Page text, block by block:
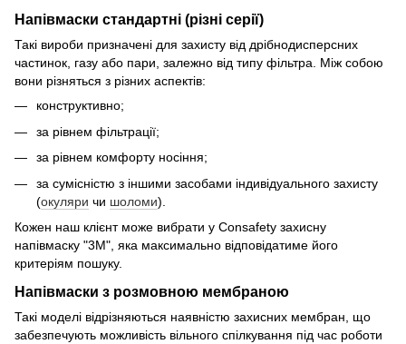
Напівмаски стандартні (різні серії)
Такі вироби призначені для захисту від дрібнодисперсних
частинок, газу або пари, залежно від типу фільтра. Між собою
вони різняться з різних аспектів:
конструктивно;
за рівнем фільтрації;
за рівнем комфорту носіння;
за сумісністю з іншими засобами індивідуального захисту
(окуляри чи шоломи).
Кожен наш клієнт може вибрати у Consafety захисну
напівмаску "3М", яка максимально відповідатиме його
критеріям пошуку.
Напівмаски з розмовною мембраною
Такі моделі відрізняються наявністю захисних мембран, що
забезпечують можливість вільного спілкування під час роботи